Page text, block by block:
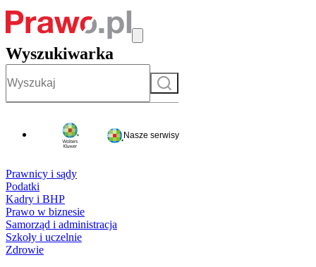
Wyszukiwarka
Szukaj
Nasze serwisy
Prawnicy i sądy
Podatki
Kadry i BHP
Prawo w biznesie
Samorząd i administracja
Szkoły i uczelnie
Zdrowie